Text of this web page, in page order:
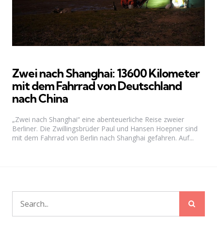
Zwei nach Shanghai: 13600 Kilometer
mit dem Fahrrad von Deutschland
nach China
„Zwei nach Shanghai“ eine abenteuerliche Reise zweier
Berliner. Die Zwillingsbrüder Paul und Hansen Hoepner sind
mit dem Fahrrad von Berlin nach Shanghai gefahren. Auf...
Search
for: